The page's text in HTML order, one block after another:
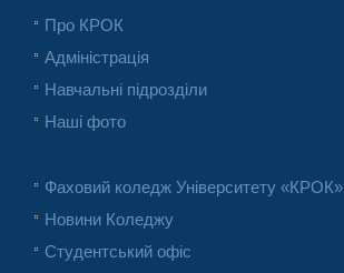
Про КРОК
Адміністрація
Навчальні підрозділи
Наші фото
Фаховий коледж Університету «КРОК»
Новини Коледжу
Студентський офіс